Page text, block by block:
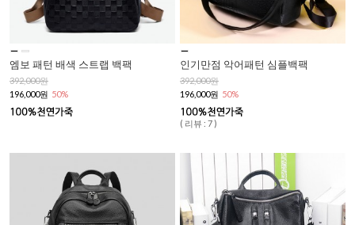
엠보 패턴 배색 스트랩 백팩
392,000원
196,000원 50%
인기만점 악어패턴 심플백팩
392,000원
196,000원 50%
( 리뷰 : 7 )